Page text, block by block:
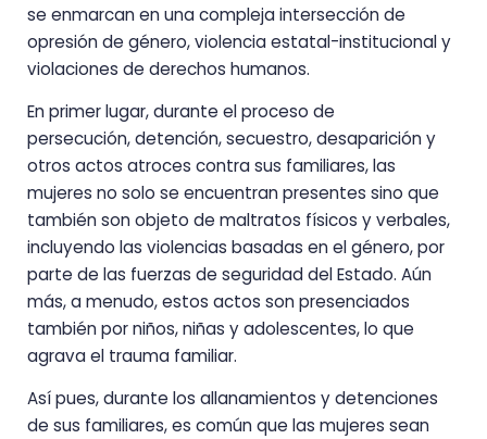
se enmarcan en una compleja intersección de
opresión de género, violencia estatal-institucional y
violaciones de derechos humanos.
En primer lugar, durante el proceso de
persecución, detención, secuestro, desaparición y
otros actos atroces contra sus familiares, las
mujeres no solo se encuentran presentes sino que
también son objeto de maltratos físicos y verbales,
incluyendo las violencias basadas en el género, por
parte de las fuerzas de seguridad del Estado. Aún
más, a menudo, estos actos son presenciados
también por niños, niñas y adolescentes, lo que
agrava el trauma familiar.
Así pues, durante los allanamientos y detenciones
de sus familiares, es común que las mujeres sean